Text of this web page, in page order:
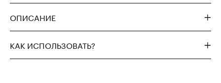
ОПИСАНИЕ
КАК ИСПОЛЬЗОВАТЬ?